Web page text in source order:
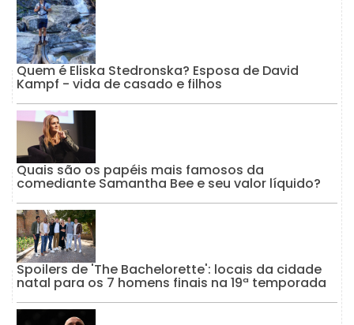
Quem é Eliska Stedronska? Esposa de David
Kampf - vida de casado e filhos
Quais são os papéis mais famosos da
comediante Samantha Bee e seu valor líquido?
Spoilers de 'The Bachelorette': locais da cidade
natal para os 7 homens finais na 19ª temporada